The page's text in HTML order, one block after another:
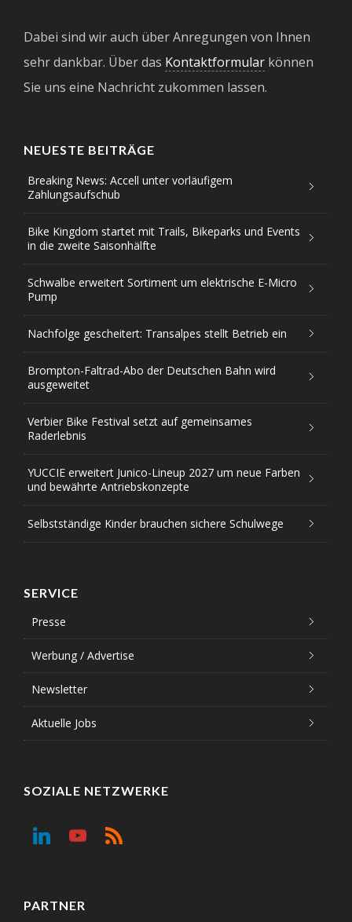
Dabei sind wir auch über Anregungen von Ihnen
sehr dankbar. Über das Kontaktformular können
Sie uns eine Nachricht zukommen lassen.
NEUESTE BEITRÄGE
Breaking News: Accell unter vorläufigem
Zahlungsaufschub
Bike Kingdom startet mit Trails, Bikeparks und Events
in die zweite Saisonhälfte
Schwalbe erweitert Sortiment um elektrische E-Micro
Pump
Nachfolge gescheitert: Transalpes stellt Betrieb ein
Brompton-Faltrad-Abo der Deutschen Bahn wird
ausgeweitet
Verbier Bike Festival setzt auf gemeinsames
Raderlebnis
YUCCIE erweitert Junico-Lineup 2027 um neue Farben
und bewährte Antriebskonzepte
Selbstständige Kinder brauchen sichere Schulwege
SERVICE
Presse
Werbung / Advertise
Newsletter
Aktuelle Jobs
SOZIALE NETZWERKE
PARTNER